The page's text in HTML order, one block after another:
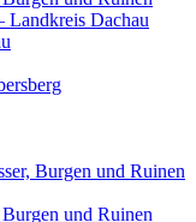
Landkreis Dachau
Burgen und Ruinen
und Ruinen